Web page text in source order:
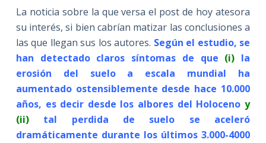
La noticia sobre la que versa el post de hoy atesora
su interés, si bien cabrían matizar las conclusiones a
las que llegan sus los autores. Según el estudio, se
han detectado claros síntomas de que (i) la
erosión del suelo a escala mundial ha
aumentado ostensiblemente desde hace 10.000
años, es decir desde los albores del Holocenoy
(ii)tal perdida de suelo se aceleró
dramáticamente durante los últimos 3.000-4000